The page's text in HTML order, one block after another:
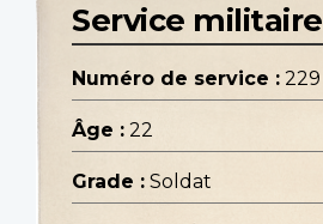
Service militaire
Numéro de service : 229
Âge : 22
Grade : Soldat